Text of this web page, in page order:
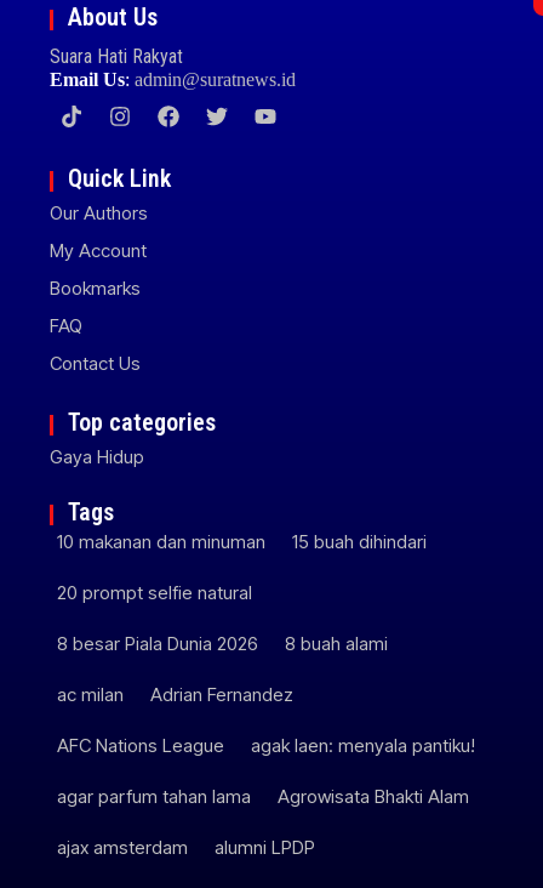
About Us
Suara Hati Rakyat
Email Us:admin@suratnews.id
Quick Link
Our Authors
My Account
Bookmarks
FAQ
Contact Us
Top categories
Gaya Hidup
Tags
10 makanan dan minuman 15 buah dihindari
20 prompt selfie natural
8 besar Piala Dunia 2026 8 buah alami
ac milan Adrian Fernandez
AFC Nations League agak laen: menyala pantiku!
agar parfum tahan lama Agrowisata Bhakti Alam
ajax amsterdam alumni LPDP